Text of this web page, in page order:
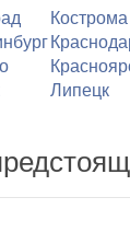
Кострома
Липецк